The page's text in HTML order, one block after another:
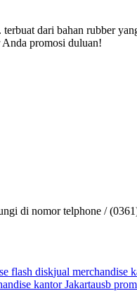
dari bahan rubber
promosi duluan!
di nomor telphone /
flash diskjual merchandise
kantor Jakartausb